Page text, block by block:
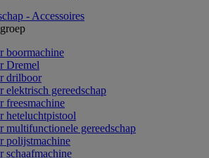
- Accessoires
boormachine
Dremel
drilboor
elektrisch gereedschap
freesmachine
heteluchtpistool
multifunctionele gereedschap
polijstmachine
schaafmachine